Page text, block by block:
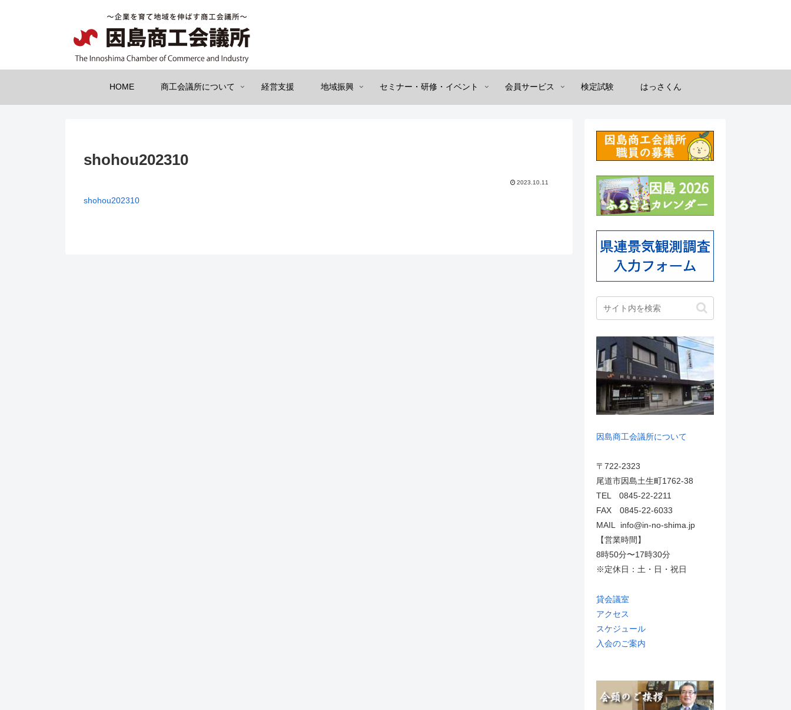
HOME 商工会議所について 経営支援 地域振興 セミナー・研修・イベント 会員サービス 検定試験 はっさくん
shohou202310
2023.10.11
shohou202310
因島商工会議所について
〒722-2323
尾道市因島土生町1762-38
TEL 0845-22-2211
FAX 0845-22-6033
MAIL info@in-no-shima.jp
【営業時間】
8時50分〜17時30分
※定休日：土・日・祝日
貸会議室
アクセス
スケジュール
入会のご案内